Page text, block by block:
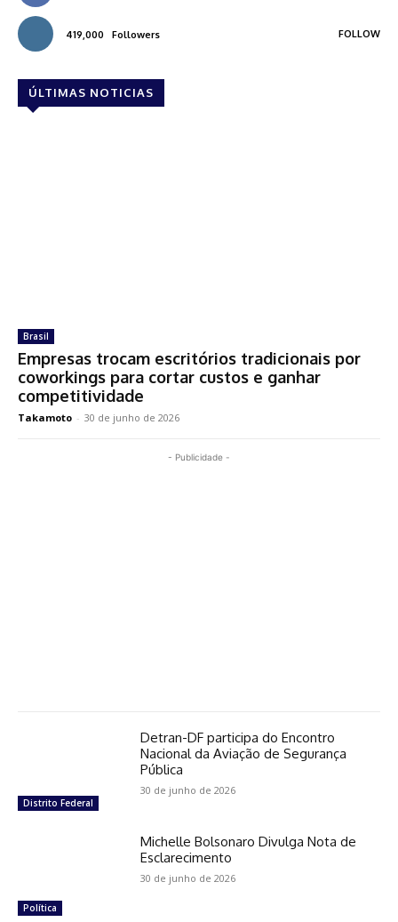
419,000 Followers FOLLOW
ÚLTIMAS NOTICIAS
Brasil
Empresas trocam escritórios tradicionais por
coworkings para cortar custos e ganhar
competitividade
Takamoto - 30 de junho de 2026
- Publicidade -
Distrito Federal
Detran-DF participa do Encontro
Nacional da Aviação de Segurança
Pública
30 de junho de 2026
Política
Michelle Bolsonaro Divulga Nota de
Esclarecimento
30 de junho de 2026